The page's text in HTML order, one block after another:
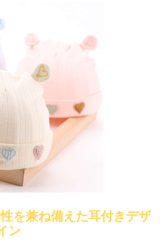
を兼ね備えた耳付きデザ
ン